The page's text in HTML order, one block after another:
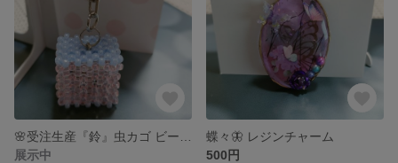
展示中
蝶々🦋 レジンチャーム
500円